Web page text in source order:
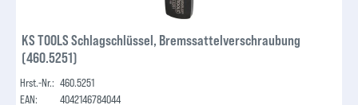
KS TOOLS Schlagschlüssel, Bremssattelverschraubung
(460.5251)
Hrst.-Nr.: 460.5251
EAN:
4042146784044